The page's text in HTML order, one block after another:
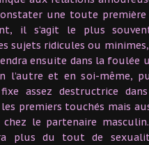
une toute première
il s’agit le plus
sujets ridicules ou
ensuite dans la foulée
l’autre et en soi-même,
assez destructrice
premiers touchés mais
le partenaire
plus du tout de